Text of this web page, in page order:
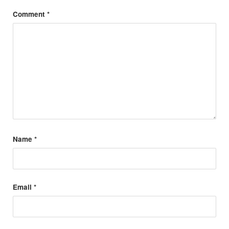
Comment *
Name *
Email *